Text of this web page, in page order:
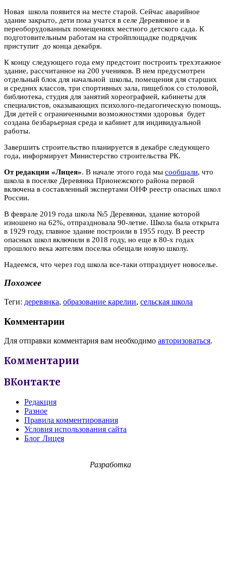
Новая школа появится на месте старой. Сейчас аварийное
здание закрыто, дети пока учатся в селе Деревянное и в
переоборудованных помещениях местного детского сада. К
подготовительным работам на стройплощадке подрядчик
приступит до конца декабря.
К концу следующего года ему предстоит построить трехэтажное
здание, рассчитанное на 200 учеников. В нем предусмотрен
отдельный блок для начальной школы, помещения для старших
и средних классов, три спортивных зала, пищеблок со столовой,
библиотека, студия для занятий хореографией, кабинеты для
специалистов, оказывающих психолого-педагогическую помощь.
Для детей с ограниченными возможностями здоровья будет
создана безбарьерная среда и кабинет для индивидуальной
работы.
Завершить строительство планируется в декабре следующего
года, информирует Министерство строительства РК.
От редакции «Лицея». В начале этого года мы сообщали, что
школа в поселке Деревянка Прионежского района первой
включена в составленный экспертами ОНФ реестр опасных школ
России.
В феврале 2019 года школа №5 Деревянки, здание которой
изношено на 62%, отпраздновала 90‑летие. Школа была открыта
в 1929 году, главное здание построили в 1955 году. В реестр
опасных школ включили в 2018 году, но еще в 80‑х годах
прошлого века жителям поселка обещали новую школу.
Надеемся, что через год школа все-таки отпразднует новоселье.
Похожее
Теги: деревянка, образование карелии, сельская школа
Комментарии
Для отправки комментария вам необходимо авторизоваться.
Комментарии
ВКонтакте
Редакция
Разное
Правила комментирования
Условия использования сайта
Блог Лицея
Разработка